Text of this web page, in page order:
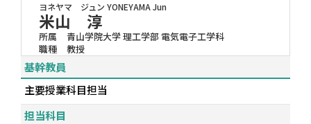
ヨネヤマ ジュン YONEYAMA Jun
米山 淳
所属
青山学院大学 理工学部 電気電子工学科
職種
教授
基幹教員
主要授業科目担当
担当科目